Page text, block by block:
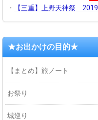
・
【三重】上野天神祭 2019
★お出かけの目的★
【まとめ】旅ノート
お祭り
城巡り